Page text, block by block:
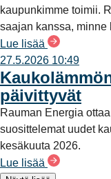
kaupunkimme toimii.
saajan kanssa, minne
Lue lisää
27.5.2026 10:49
päivittyvät
Rauman Energia
suosittelemat uudet
kesäkuuta 2026.
Lue lisää